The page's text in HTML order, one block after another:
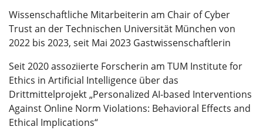
Wissenschaftliche Mitarbeiterin am Chair of Cyber
Trust an der Technischen Universität München von
2022 bis 2023, seit Mai 2023 Gastwissenschaftlerin
Seit 2020 assoziierte Forscherin am TUM Institute for
Ethics in Artificial Intelligence über das
Drittmittelprojekt „Personalized AI-based Interventions
Against Online Norm Violations: Behavioral Effects and
Ethical Implications“